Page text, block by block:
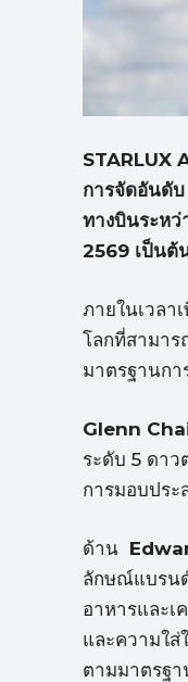
STARLUX
การจัดอันดับ
ทางบินระหว่
2569 เป็นต้
ภายในเวลา
โลกที่สามาร
มาตรฐานกา
Glenn
ระดับ 5 ดา
การมอบปร
ด้าน
ลักษณ์แบรน
อาหารและ
และความใส่
ตามมาตรฐา